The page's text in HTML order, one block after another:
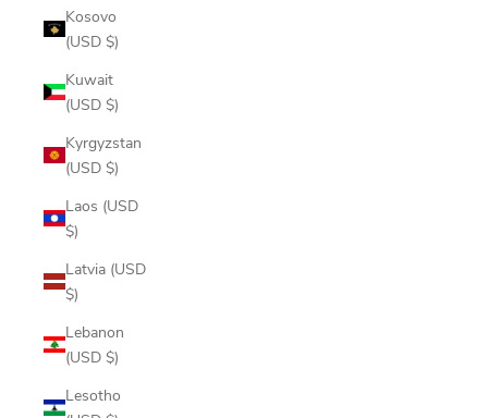
Kosovo
(USD $)
Kuwait
(USD $)
Kyrgyzstan
(USD $)
Laos (USD
$)
Latvia (USD
$)
Lebanon
(USD $)
Lesotho